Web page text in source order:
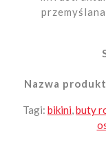
Nazwa
Tagi: bikini,buty